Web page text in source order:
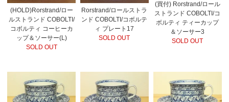
(HOLD)Rorstrand/ロー
ルストランド COBOLTI/
コボルティ コーヒーカ
ップ＆ソーサー(L)
SOLD OUT
Rorstrand/ロールストラ
ンド COBOLTI/コボルテ
ィ プレート17
SOLD OUT
(買付) Rorstrand/ロール
ストランド COBOLTI/コ
ボルティ ティーカップ
＆ソーサー3
SOLD OUT